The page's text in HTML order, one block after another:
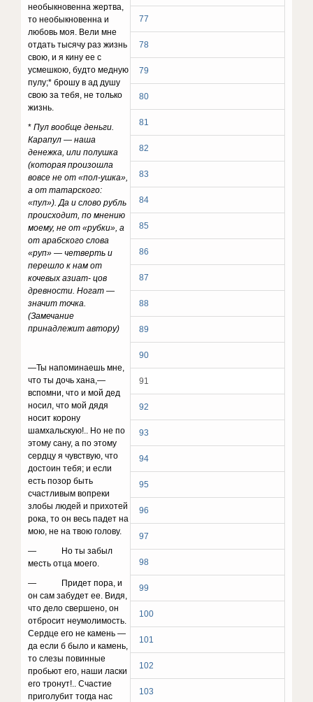
77
78
79
80
81
82
83
84
85
86
87
88
89
90
91
92
93
94
95
96
97
98
99
100
101
102
103
необыкновенна жерт­ва,
то необыкновенна и
любовь моя. Вели мне
отдать тысячу раз жизнь
свою, и я кину ее с
усмешкою, будто медную
пулу;* брошу в ад душу
свою за тебя, не только
жизнь.
*Пул вообще деньги.
Карапул — наша
денежка, или полушка
(которая произошла
вовсе не от «пол-ушка»,
а от татарского:
«пул»). Да и слово рубль
происходит, по мнению
моему, не от «рубки», а
от арабского слова
«руп» — четверть и
перешло к нам от
кочевых азиат- цов
древности. Ногат —
значит точка.
(Замечание
принадлежит автору)
—Ты напоминаешь мне,
что ты дочь хана,—
вспомни, что и мой дед
носил, что мой дядя
носит корону
шамхальскую!.. Но не по
этому сану, а по этому
сердцу я чувствую, что
достоин тебя; и если
есть позор быть
счастливым вопреки
злобы людей и прихотей
рока, то он весь падет на
мою, не на твою голову.
— Но ты забыл
месть отца моего.
— Придет пора, и
он сам забудет ее. Видя,
что дело свершено, он
отбросит неумолимость.
Сердце его не камень —
да если б было и камень,
то слезы повин­ные
пробьют его, наши ласки
его тронут!.. Счастие
приголубит тогда нас